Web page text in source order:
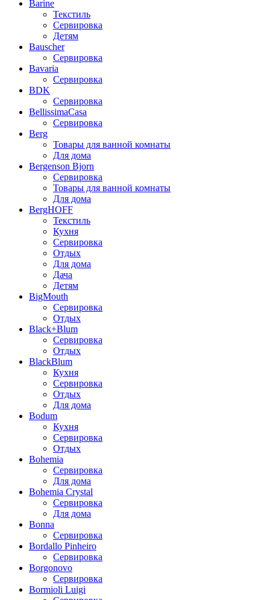
Barine
Текстиль
Сервировка
Детям
Bauscher
Сервировка
Bavaria
Сервировка
BDK
Сервировка
BellissimaCasa
Сервировка
Berg
Товары для ванной комнаты
Для дома
Bergenson Bjorn
Сервировка
Товары для ванной комнаты
Для дома
BergHOFF
Текстиль
Кухня
Сервировка
Отдых
Для дома
Дача
Детям
BigMouth
Сервировка
Отдых
Black+Blum
Сервировка
Отдых
BlackBlum
Кухня
Сервировка
Отдых
Для дома
Bodum
Кухня
Сервировка
Отдых
Bohemia
Сервировка
Для дома
Bohemia Crystal
Сервировка
Для дома
Bonna
Сервировка
Bordallo Pinheiro
Сервировка
Borgonovo
Сервировка
Bormioli Luigi